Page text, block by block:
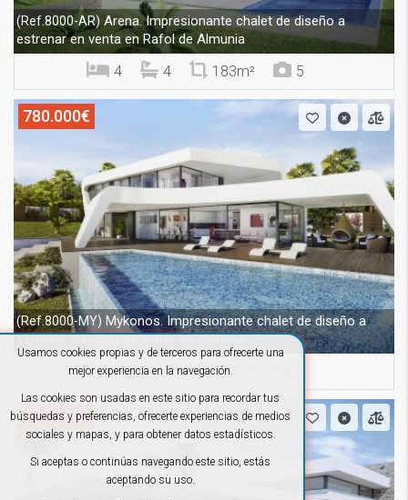
Usamos cookies propias y de terceros para ofrecerte una
mejor experiencia en la navegación.
Las cookies son usadas en este sitio para recordar tus
búsquedas y preferencias, ofrecerte experiencias de medios
sociales y mapas, y para obtener datos estadísticos.
Si aceptas o continúas navegando este sitio, estás
aceptando su uso.
(Ref.8000-AR) Arena. Impresionante chalet de diseño a
estrenar en venta en Rafol de Almunia
4 4 183m² 5
780.000€
(Ref.8000-MY) Mykonos. Impresionante chalet de diseño a
estrenar en venta en Rafol de Almunia
4 4 249m²
599.000€